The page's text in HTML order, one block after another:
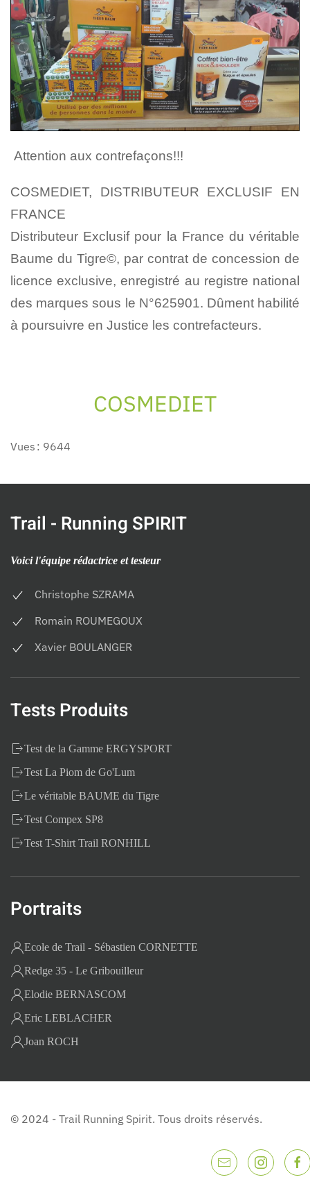
Attention aux contrefaçons!!!
COSMEDIET, DISTRIBUTEUR EXCLUSIF EN
FRANCE
Distributeur Exclusif pour la France du véritable
Baume du Tigre©, par contrat de concession de
licence exclusive, enregistré au registre national
des marques sous le N°625901. Dûment habilité
à poursuivre en Justice les contrefacteurs.
COSMEDIET
Vues : 9644
Trail - Running SPIRIT
Voici l'équipe rédactrice et testeur
Christophe SZRAMA
Romain ROUMEGOUX
Xavier BOULANGER
Tests Produits
Test de la Gamme ERGYSPORT
Test La Piom de Go'Lum
Le véritable BAUME du Tigre
Test Compex SP8
Test T-Shirt Trail RONHILL
Portraits
Ecole de Trail - Sébastien CORNETTE
Redge 35 - Le Gribouilleur
Elodie BERNASCOM
Eric LEBLACHER
Joan ROCH
© 2024 - Trail Running Spirit. Tous droits réservés.